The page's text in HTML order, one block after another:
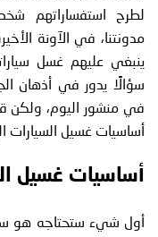
لطرح استفساراتهم
مدونتنا، في الآونة
ينبغي عليهم غسل
سؤالًا يدور في أذهان
في منشور اليوم، ولكن
أساسيات غسيل السيارات
أساسيات غسيل
أول شيء ستحتاجه هو